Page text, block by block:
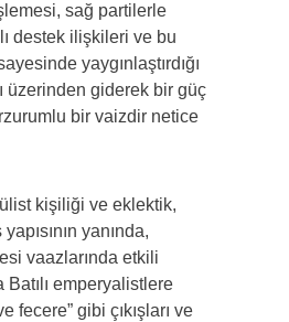
sağ partilerle
destek ilişkileri ve bu
yaygınlaştırdığı
üzerinden giderek bir güç
bir vaizdir netice
kişiliği ve eklektik,
yanında,
vaazlarında etkili
Batılı emperyalistlere
fecere” gibi çıkışları ve